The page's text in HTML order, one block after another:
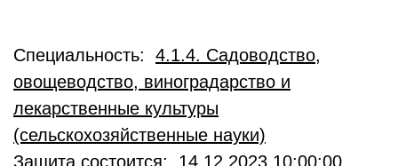
Специальность: 4.1.4. Садоводство,
овощеводство, виноградарство и
лекарственные культуры
(сельскохозяйственные науки)
Защита состоится: 14.12.2023 10:00:00